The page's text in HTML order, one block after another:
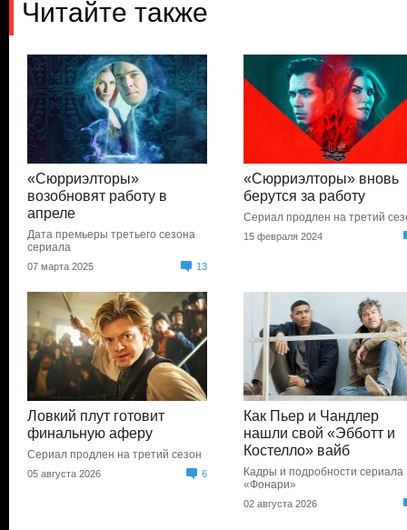
Читайте также
«Сюрриэлторы»
возобновят работу в
апреле
Дата премьеры третьего сезона
сериала
07 марта 2025 13
«Сюрриэлторы» вновь
берутся за работу
Сериал продлен на третий
15 февраля 2024
Ловкий плут готовит
финальную аферу
Сериал продлен на третий сезон
05 августа 2026 6
Как Пьер и Чандлер
нашли свой «Эбботт и
Костелло» вайб
Кадры и подробности сериала
«Фонари»
02 августа 2026